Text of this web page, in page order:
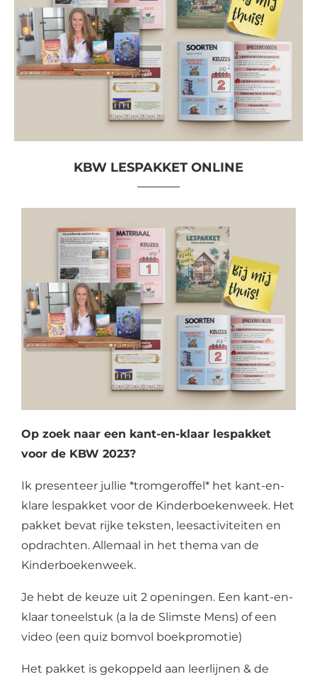
KBW LESPAKKET ONLINE
Op zoek naar een kant-en-klaar lespakket
voor de KBW 2023?
Ik presenteer jullie *tromgeroffel* het kant-en-
klare lespakket voor de Kinderboekenweek. Het
pakket bevat rijke teksten, leesactiviteiten en
opdrachten. Allemaal in het thema van de
Kinderboekenweek.
Je hebt de keuze uit 2 openingen. Een kant-en-
klaar toneelstuk (a la de Slimste Mens) of een
video (een quiz bomvol boekpromotie)
Het pakket is gekoppeld aan leerlijnen & de